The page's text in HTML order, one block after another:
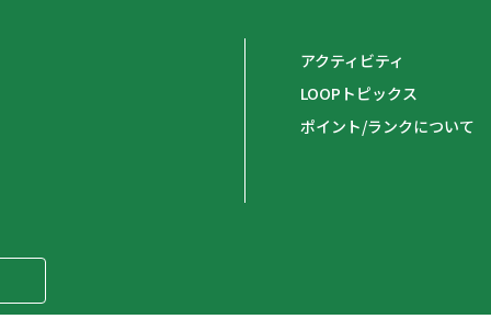
アクティビティ
LOOPトピックス
ポイント/ランクについて